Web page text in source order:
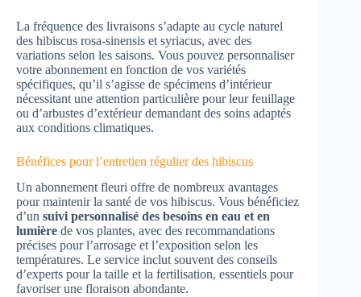
La fréquence des livraisons s’adapte au cycle naturel
des hibiscus rosa-sinensis et syriacus, avec des
variations selon les saisons. Vous pouvez personnaliser
votre abonnement en fonction de vos variétés
spécifiques, qu’il s’agisse de spécimens d’intérieur
nécessitant une attention particulière pour leur feuillage
ou d’arbustes d’extérieur demandant des soins adaptés
aux conditions climatiques.
Bénéfices pour l’entretien régulier des hibiscus
Un abonnement fleuri offre de nombreux avantages
pour maintenir la santé de vos hibiscus. Vous bénéficiez
d’un suivi personnalisé des besoins en eau et en
lumière de vos plantes, avec des recommandations
précises pour l’arrosage et l’exposition selon les
températures. Le service inclut souvent des conseils
d’experts pour la taille et la fertilisation, essentiels pour
favoriser une floraison abondante.